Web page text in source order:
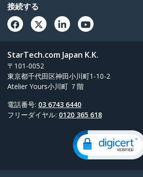
接続する
StarTech.com Japan K.K.
〒101-0052
東京都千代田区神田小川町1-10-2
Atelier Yours小川町 ７階
電話番号: 03 6743 6440
フリーダイヤル: 0120 365 618